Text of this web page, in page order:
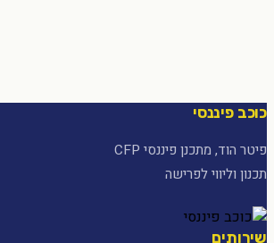
כוכב פיננסי
פיטר הוד, מתכנן פיננסי CFP
תכנון וליווי לפרישה
שירותים